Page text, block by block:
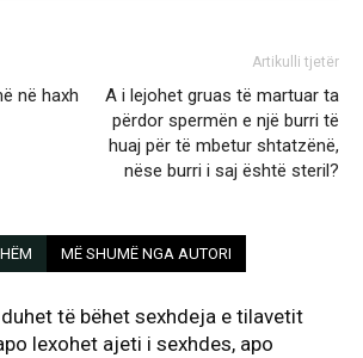
në haxh
Artikulli tjetër
A i lejohet gruas të martuar ta
përdor spermën e një burri të
huaj për të mbetur shtatzënë,
nëse burri i saj është steril?
MË SHUMË NGA AUTORI
të bëhet sexhdeja e tilavetit
lexohet ajeti i sexhdes, apo